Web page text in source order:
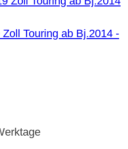
Touring ab Bj.2014 -